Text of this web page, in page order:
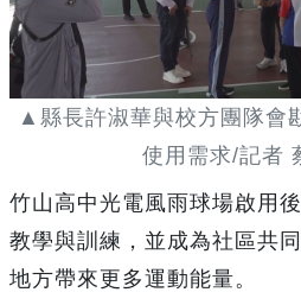
▲縣長許淑華與校方團隊會
使用需求/記者
竹山高中光電風雨球場啟用
教學與訓練，並成為社區共
地方帶來更多運動能量。